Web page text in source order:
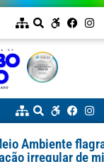
Ambiente
irregular de